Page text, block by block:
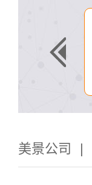
美景公司 |